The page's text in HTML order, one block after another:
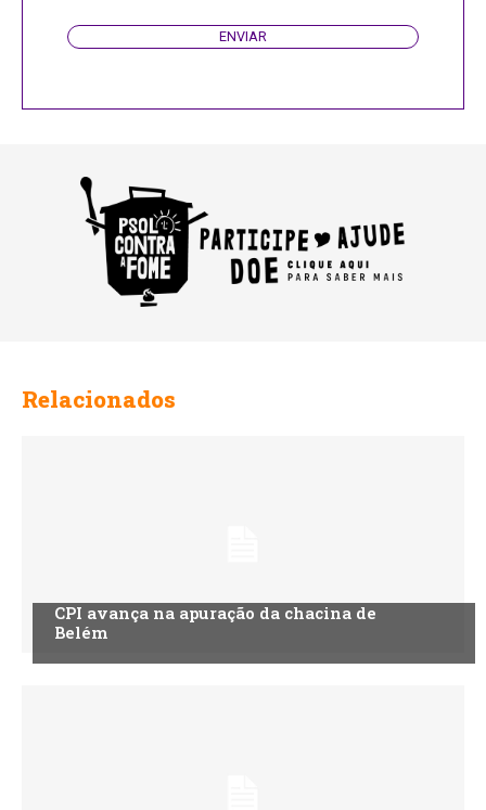
ENVIAR
Relacionados
CPI avança na apuração da chacina de
Belém